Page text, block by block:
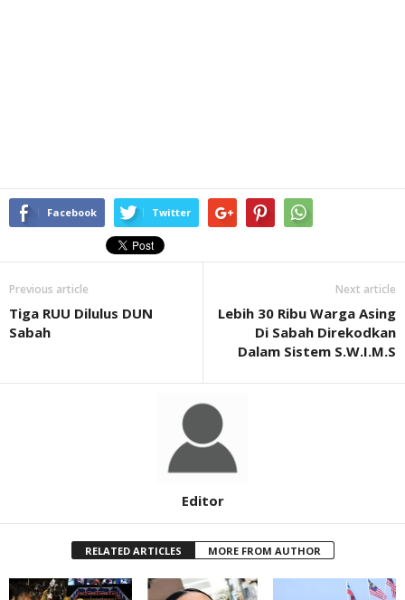
Facebook Twitter
Previous article
Tiga RUU Dilulus DUN
Sabah
Next article
Lebih 30 Ribu Warga Asing
Di Sabah Direkodkan
Dalam Sistem S.W.I.M.S
Editor
RELATED ARTICLES MORE FROM AUTHOR